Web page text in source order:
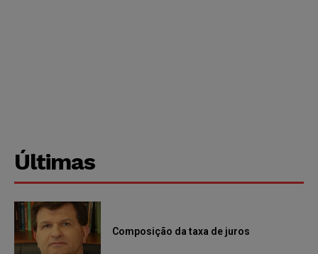
Últimas
Composição da taxa de juros